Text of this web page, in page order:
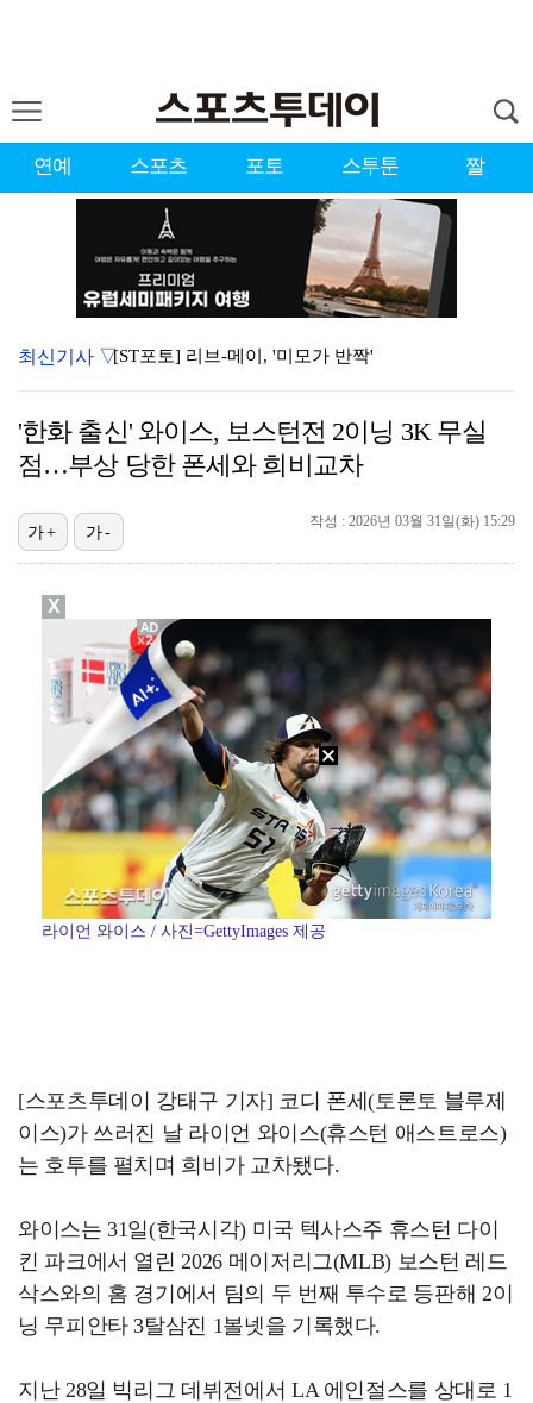
연예 스포츠 포토 스투툰 짤
[ST포토] 리브-메이, '미모가 반짝'
'미우새' 한혜진 "섞이는 거 안 좋아해 늘 혼자, 母…
[ST포토] 리센느 원이, '안녕~'
[ST포토] 이강인, 첫 경기 투입
[ST포토] 이강인, '철벽방어'
[ST포토] 리센느 미나미, '축구장 밝히는 미모'
이강인, 마침내 AT마드리드 데뷔…후반 18분 교체 투…
최신기사 ▽
'한화 출신' 와이스, 보스턴전 2이닝 3K 무실
점…부상 당한 폰세와 희비교차
작성 : 2026년 03월 31일(화) 15:29
가+ 가-
라이언 와이스 / 사진=GettyImages 제공
[스포츠투데이 강태구 기자] 코디 폰세(토론토 블루제
이스)가 쓰러진 날 라이언 와이스(휴스턴 애스트로스)
는 호투를 펼치며 희비가 교차됐다.
와이스는 31일(한국시각) 미국 텍사스주 휴스턴 다이
킨 파크에서 열린 2026 메이저리그(MLB) 보스턴 레드
삭스와의 홈 경기에서 팀의 두 번째 투수로 등판해 2이
닝 무피안타 3탈삼진 1볼넷을 기록했다.
지난 28일 빅리그 데뷔전에서 LA 에인절스를 상대로 1
X